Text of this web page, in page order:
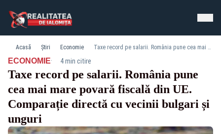
Acasă Știri Economie Taxe record pe salarii. România pune cea mai mare povară fiscală din UE. Comparație directă cu vecinii bulgari și unguri
ECONOMIE· 4 min citire
Taxe record pe salarii. România pune
cea mai mare povară fiscală din UE.
Comparație directă cu vecinii bulgari și
unguri